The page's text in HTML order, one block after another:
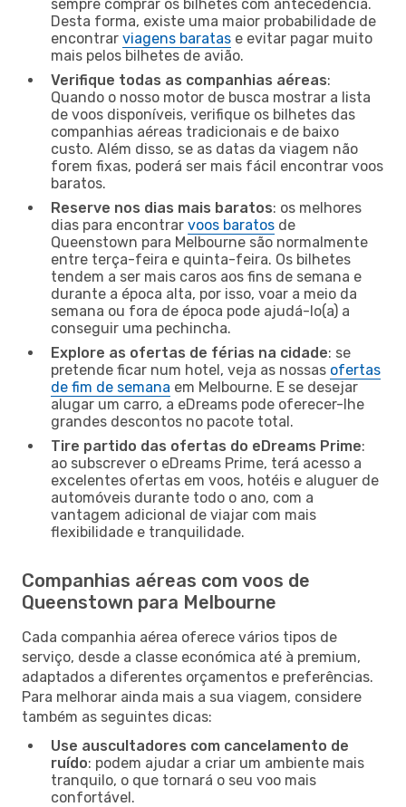
sempre comprar os bilhetes com antecedência.
Desta forma, existe uma maior probabilidade de
encontrar viagens baratas e evitar pagar muito
mais pelos bilhetes de avião.
Verifique todas as companhias aéreas:
Quando o nosso motor de busca mostrar a lista
de voos disponíveis, verifique os bilhetes das
companhias aéreas tradicionais e de baixo
custo. Além disso, se as datas da viagem não
forem fixas, poderá ser mais fácil encontrar voos
baratos.
Reserve nos dias mais baratos: os melhores
dias para encontrar voos baratos de
Queenstown para Melbourne são normalmente
entre terça-feira e quinta-feira. Os bilhetes
tendem a ser mais caros aos fins de semana e
durante a época alta, por isso, voar a meio da
semana ou fora de época pode ajudá-lo(a) a
conseguir uma pechincha.
Explore as ofertas de férias na cidade: se
pretende ficar num hotel, veja as nossas ofertas
de fim de semana em Melbourne. E se desejar
alugar um carro, a eDreams pode oferecer-lhe
grandes descontos no pacote total.
Tire partido das ofertas do eDreams Prime:
ao subscrever o eDreams Prime, terá acesso a
excelentes ofertas em voos, hotéis e aluguer de
automóveis durante todo o ano, com a
vantagem adicional de viajar com mais
flexibilidade e tranquilidade.
Companhias aéreas com voos de
Queenstown para Melbourne
Cada companhia aérea oferece vários tipos de
serviço, desde a classe económica até à premium,
adaptados a diferentes orçamentos e preferências.
Para melhorar ainda mais a sua viagem, considere
também as seguintes dicas:
Use auscultadores com cancelamento de
ruído: podem ajudar a criar um ambiente mais
tranquilo, o que tornará o seu voo mais
confortável.